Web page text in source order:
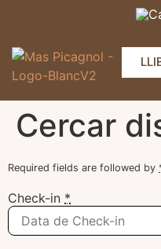
Cercar
Required fields are followed by
Check-in *